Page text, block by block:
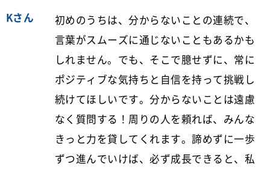
Kさん
初めのうちは、分からないことの連続で、
言葉がスムーズに通じないこともあるかも
しれません。でも、そこで臆せずに、常に
ポジティブな気持ちと自信を持って挑戦し
続けてほしいです。分からないことは遠慮
なく質問する！周りの人を頼れば、みんな
きっと力を貸してくれます。諦めずに一歩
ずつ進んでいけば、必ず成長できると、私